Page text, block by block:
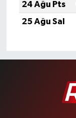
24 Ağu Pts
25 Ağu Sal